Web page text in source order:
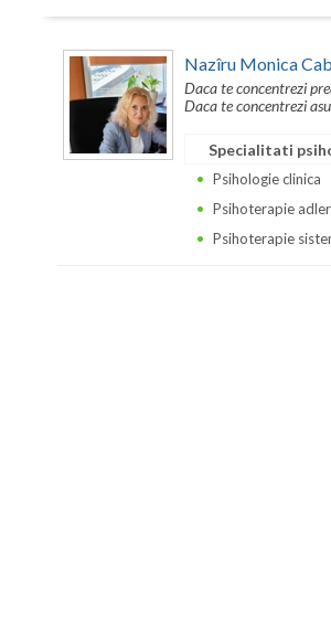
Nazîru Monica
Daca te concentrezi
Daca te concentrezi
Specialitati
Psihologie clinica
Psihoterapie
Psihoterapie